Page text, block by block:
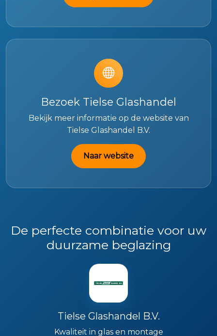
Bezoek Tielse Glashandel
Bekijk meer informatie op de website van
Tielse Glashandel B.V.
Naar website
De perfecte combinatie voor uw
duurzame beglazing
Tielse Glashandel B.V.
Kwaliteit in glas en montage